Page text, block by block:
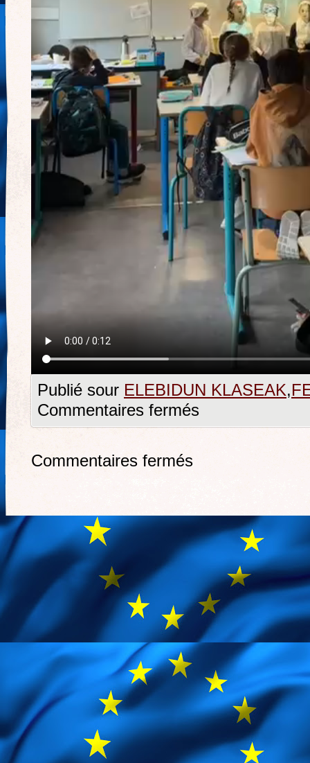
Publié sour ELEBIDUN KLASEAK,
Commentaires fermés
Commentaires fermés